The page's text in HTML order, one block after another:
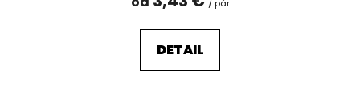
/ pár
DETAIL